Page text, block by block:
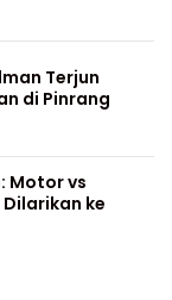
Terjun
di Pinrang
Motor vs
ke